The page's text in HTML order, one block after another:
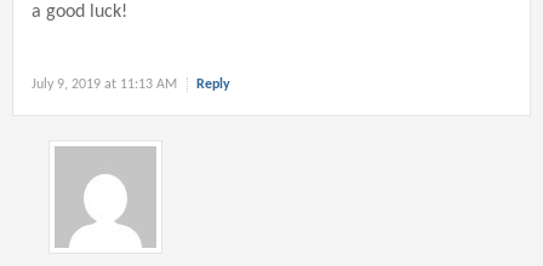
a good luck!
July 9, 2019 at 11:13 AM Reply